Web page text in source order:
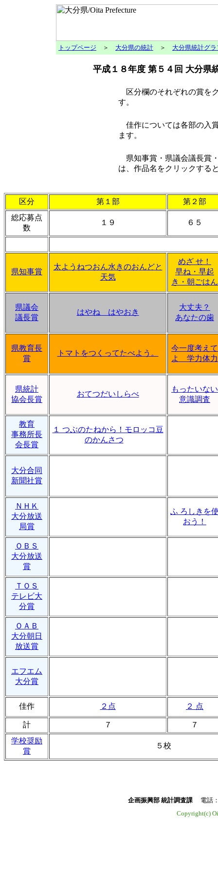
トップページ ＞ 大分県の統計 ＞ 大分県統計グ
平成１８年度 第５４回 大分県
区分欄のそれぞれの賞を
す。
佳作については各部の入
ます。
県知事賞・県議会議長賞
は、作品名をクリックする
区分 第１部
第２部
総応募点
数
１９ ６５
県知事賞
太ようねつおん水きのおんどと
天気
めざ せ！
早ね・早起
き・朝ごはん
県議会
議長賞
はやね はやおき
大丈夫？
あなたの歯
県教育長
賞
トマトをつくってたべよう。
今一度考えて
よ 学力体力
県統計
協会長賞
おてつだいしらべ
もったいない
意識調査
教育
事務所長
会長賞
１ つぶのたねから！モロッコ豆
のかんさつ
大分合同
新聞社賞
ＮＨＫ
大分放送
局賞
ふ ろしきを
おう！
ＯＢＳ
大分放送
賞
ＴＯＳ
テレビ大
分賞
ＯＡＢ
大分朝日
放送賞
エフエム
大分賞
佳作 ２点 ２ 点
計 ７
７
学校奨励
賞
５校
企画振興部 統計調査課 電話：
Copyright(c)